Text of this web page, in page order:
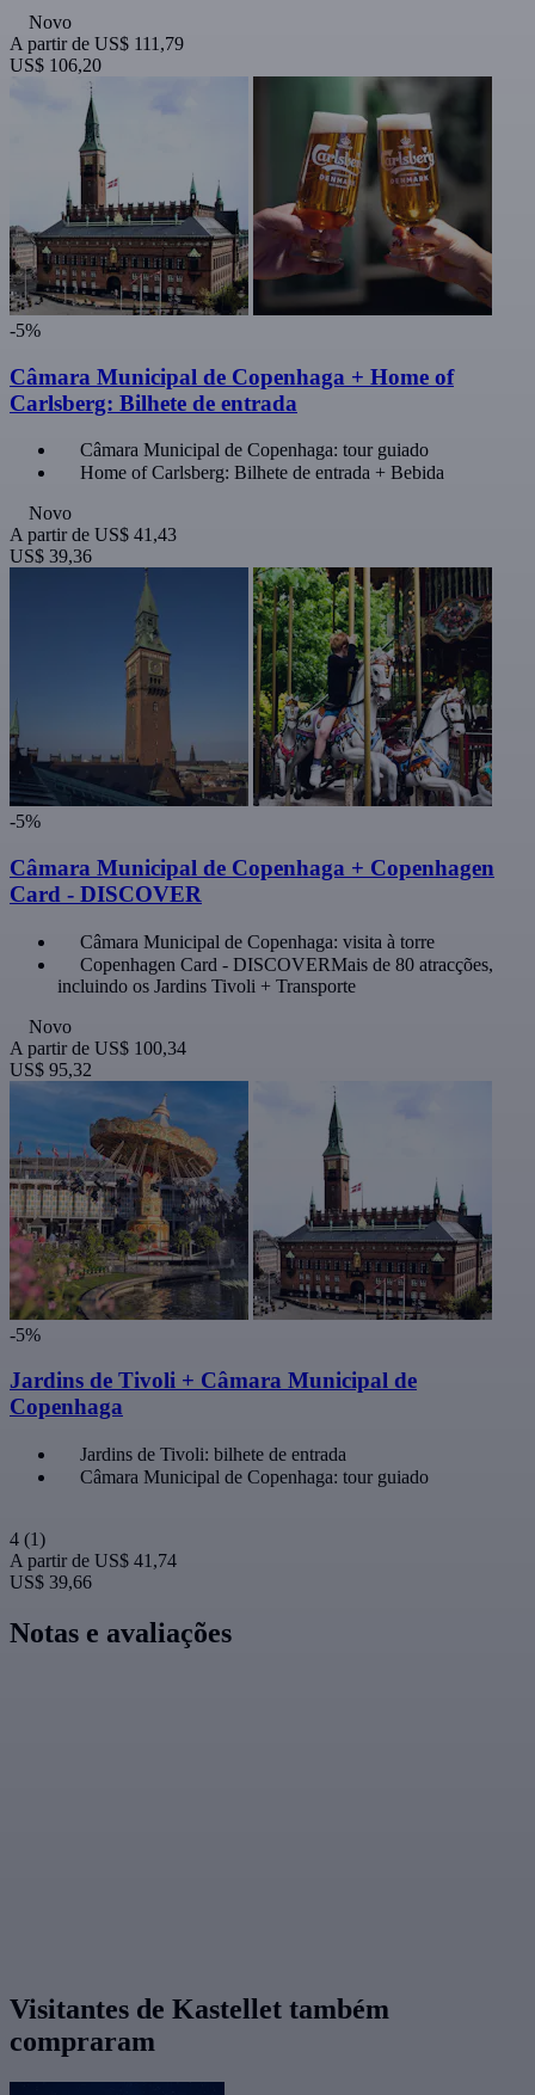
Novo
A partir de US$ 111,79
US$ 106,20
-5%
Câmara Municipal de Copenhaga + Home of
Carlsberg: Bilhete de entrada
Câmara Municipal de Copenhaga: tour guiado
Home of Carlsberg: Bilhete de entrada + Bebida
Novo
A partir de US$ 41,43
US$ 39,36
-5%
Câmara Municipal de Copenhaga + Copenhagen
Card - DISCOVER
Câmara Municipal de Copenhaga: visita à torre
Copenhagen Card - DISCOVERMais de 80 atracções,
incluindo os Jardins Tivoli + Transporte
Novo
A partir de US$ 100,34
US$ 95,32
-5%
Jardins de Tivoli + Câmara Municipal de
Copenhaga
Jardins de Tivoli: bilhete de entrada
Câmara Municipal de Copenhaga: tour guiado
4 (1)
A partir de US$ 41,74
US$ 39,66
Notas e avaliações
Visitantes de Kastellet também
compraram